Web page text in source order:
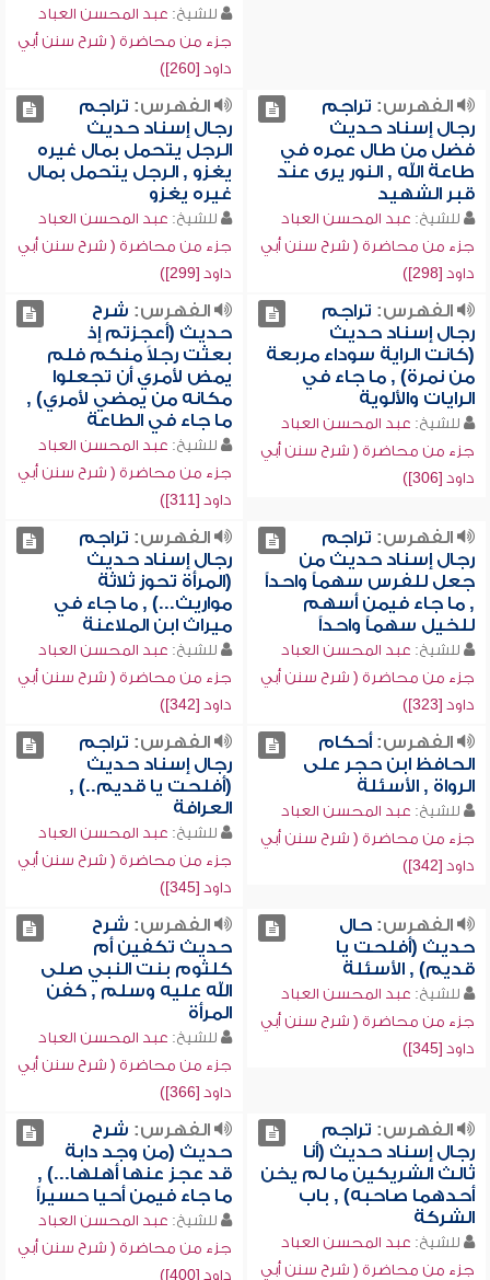
للشيخ: عبد المحسن العباد
جزء من محاضرة ( شرح سنن أبي
داود [260])
الفهرس: تراجم
رجال إسناد حديث
فضل من طال عمره في
طاعة الله , النور يرى عند
قبر الشهيد
للشيخ: عبد المحسن العباد
جزء من محاضرة ( شرح سنن أبي
داود [298])
الفهرس: تراجم
رجال إسناد حديث
الرجل يتحمل بمال غيره
يغزو , الرجل يتحمل بمال
غيره يغزو
للشيخ: عبد المحسن العباد
جزء من محاضرة ( شرح سنن أبي
داود [299])
الفهرس: تراجم
رجال إسناد حديث
(كانت الراية سوداء مربعة
من نمرة) , ما جاء في
الرايات والألوية
للشيخ: عبد المحسن العباد
جزء من محاضرة ( شرح سنن أبي
داود [306])
الفهرس: شرح
حديث (أعجزتم إذ
بعثت رجلاً منكم فلم
يمض لأمري أن تجعلوا
مكانه من يمضي لأمري) ,
ما جاء في الطاعة
للشيخ: عبد المحسن العباد
جزء من محاضرة ( شرح سنن أبي
داود [311])
الفهرس: تراجم
رجال إسناد حديث من
جعل للفرس سهماً واحداً
, ما جاء فيمن أسهم
للخيل سهماً واحداً
للشيخ: عبد المحسن العباد
جزء من محاضرة ( شرح سنن أبي
داود [323])
الفهرس: تراجم
رجال إسناد حديث
(المرأة تحوز ثلاثة
مواريث...) , ما جاء في
ميراث ابن الملاعنة
للشيخ: عبد المحسن العباد
جزء من محاضرة ( شرح سنن أبي
داود [342])
الفهرس:أحكام
الحافظ ابن حجر على
الرواة , الأسئلة
للشيخ: عبد المحسن العباد
جزء من محاضرة ( شرح سنن أبي
داود [342])
الفهرس: تراجم
رجال إسناد حديث
(أفلحت يا قديم..) ,
العرافة
للشيخ: عبد المحسن العباد
جزء من محاضرة ( شرح سنن أبي
داود [345])
الفهرس:حال
حديث (أفلحت يا
قديم) , الأسئلة
للشيخ: عبد المحسن العباد
جزء من محاضرة ( شرح سنن أبي
داود [345])
الفهرس: شرح
حديث تكفين أم
كلثوم بنت النبي صلى
الله عليه وسلم , كفن
المرأة
للشيخ: عبد المحسن العباد
جزء من محاضرة ( شرح سنن أبي
داود [366])
الفهرس: تراجم
رجال إسناد حديث (أنا
ثالث الشريكين ما لم يخن
أحدهما صاحبه) , باب
الشركة
للشيخ: عبد المحسن العباد
جزء من محاضرة ( شرح سنن أبي
الفهرس: شرح
حديث (من وجد دابة
قد عجز عنها أهلها...) ,
ما جاء فيمن أحيا حسيراً
للشيخ: عبد المحسن العباد
جزء من محاضرة ( شرح سنن أبي
داود [400])